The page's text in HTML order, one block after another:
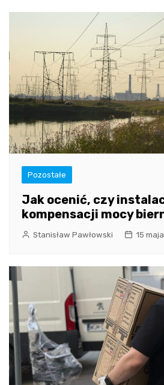
Pozostałe
Jak ocenić, czy
kompensacji mocy
Stanisław Pawłowski 15